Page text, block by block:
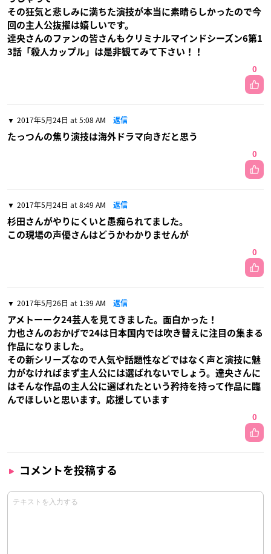
その狂気と悲しみに満ちた演技が本当に素晴らしかったので今
回の主人公抜擢は嬉しいです。
達央さんのファンの皆さんもクリミナルマインドシーズン6第1
3話「殺人カップル」は是非観てみて下さい！！
0
2017年5月24日 at 5:08 AM 返信
たっつんの焦り演技は海外ドラマ向きだと思う
0
2017年5月24日 at 8:49 AM 返信
杉田さんがやりにくいと愚痴られてました。
この現場の声優さんはどうかわかりませんが
0
2017年5月26日 at 1:39 AM 返信
アメトーーク24芸人を見てきました。面白かった！
力也さんのおかげで24は日本国内では吹き替えに注目の集まる
作品になりました。
その新シリーズなので人気や話題性などではなく声と演技に魅
力がなければまず主人公には選ばれないでしょう。達央さんに
はそんな作品の主人公に選ばれたという矜持を持って作品に臨
んでほしいと思います。応援しています
0
コメントを投稿する